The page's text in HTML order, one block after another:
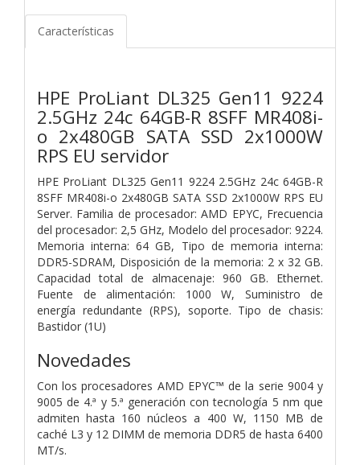
Características
HPE ProLiant DL325 Gen11 9224
2.5GHz 24c 64GB-R 8SFF MR408i-
o 2x480GB SATA SSD 2x1000W
RPS EU servidor
HPE ProLiant DL325 Gen11 9224 2.5GHz 24c 64GB-R
8SFF MR408i-o 2x480GB SATA SSD 2x1000W RPS EU
Server. Familia de procesador: AMD EPYC, Frecuencia
del procesador: 2,5 GHz, Modelo del procesador: 9224.
Memoria interna: 64 GB, Tipo de memoria interna:
DDR5-SDRAM, Disposición de la memoria: 2 x 32 GB.
Capacidad total de almacenaje: 960 GB. Ethernet.
Fuente de alimentación: 1000 W, Suministro de
energía redundante (RPS), soporte. Tipo de chasis:
Bastidor (1U)
Novedades
Con los procesadores AMD EPYC™ de la serie 9004 y
9005 de 4.ª y 5.ª generación con tecnología 5 nm que
admiten hasta 160 núcleos a 400 W, 1150 MB de
caché L3 y 12 DIMM de memoria DDR5 de hasta 6400
MT/s.